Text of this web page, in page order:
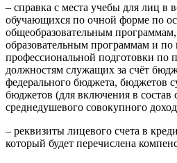
– справка с места учебы для лиц в
обучающихся по очной форме по
общеобразовательным
образовательным программам и
профессиональной подготовки по
должностям служащих за счёт
федерального бюджета, бюджетов
бюджетов (для включения в состав
среднедушевого совокупного
– реквизиты лицевого счета в
который будет перечислена